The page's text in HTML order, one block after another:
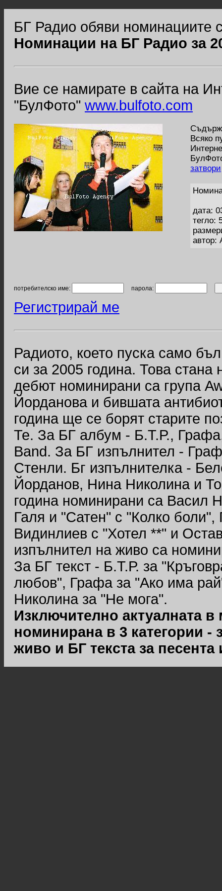
БГ Радио обяви номинациите
Номинации на БГ Радио за
Вие се намирате в сайта на
"БулФото" www.bulfoto.com
Всяко
затвори
дата:
тегло:
автор:
потребителско име: парола:
Регистрирай ме
Радиото, което пуска само
си за 2005 година. Това
дебют номинирани са група
Йорданова и бившата
година ще се борят старите
Те. За БГ албум - Б.Т.Р.,
Band. За БГ изпълнител -
Стенли. Бг изпълнителка -
Йорданов, Нина Николина и
година номинирани са Васил
Галя и "Сатен" с "Колко
Видинлиев с "Хотел **" и
изпълнител на живо са
За БГ текст - Б.Т.Р. за
любов", Графа за "Ако има
Николина за "Не мога".
Изключително актуалната
номинирана в 3 категории -
живо и БГ текста за